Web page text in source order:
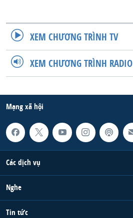
XEM CHƯƠNG TRÌNH TV
XEM CHƯƠNG TRÌNH RADIO
Mạng xã hội
Các dịch vụ
Nghe
Tin tức